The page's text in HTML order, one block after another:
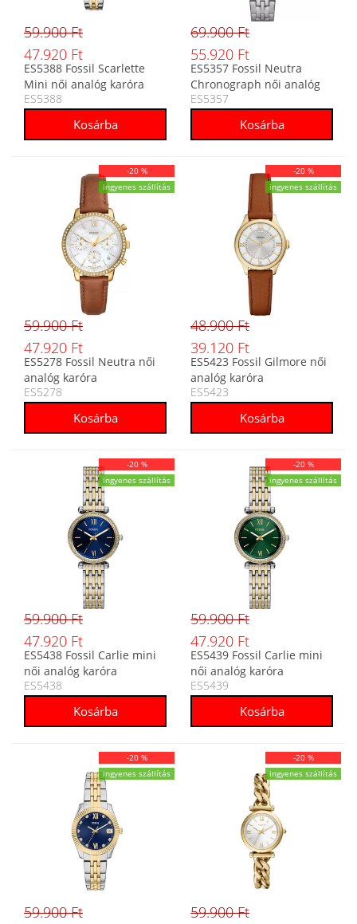
59.900 Ft
47.920 Ft
ES5388 Fossil Scarlette
Mini női analóg karóra
ES5388
69.900 Ft
55.920 Ft
ES5357 Fossil Neutra
Chronograph női analóg
karóra
ES5357
-20 %
ingyenes szállítás
59.900 Ft
47.920 Ft
ES5278 Fossil Neutra női
analóg karóra
ES5278
-20 %
ingyenes szállítás
48.900 Ft
39.120 Ft
ES5423 Fossil Gilmore női
analóg karóra
ES5423
-20 %
ingyenes szállítás
59.900 Ft
47.920 Ft
ES5438 Fossil Carlie mini
női analóg karóra
ES5438
-20 %
ingyenes szállítás
59.900 Ft
47.920 Ft
ES5439 Fossil Carlie mini
női analóg karóra
ES5439
-20 %
ingyenes szállítás
59.900 Ft
-20 %
ingyenes szállítás
59.900 Ft